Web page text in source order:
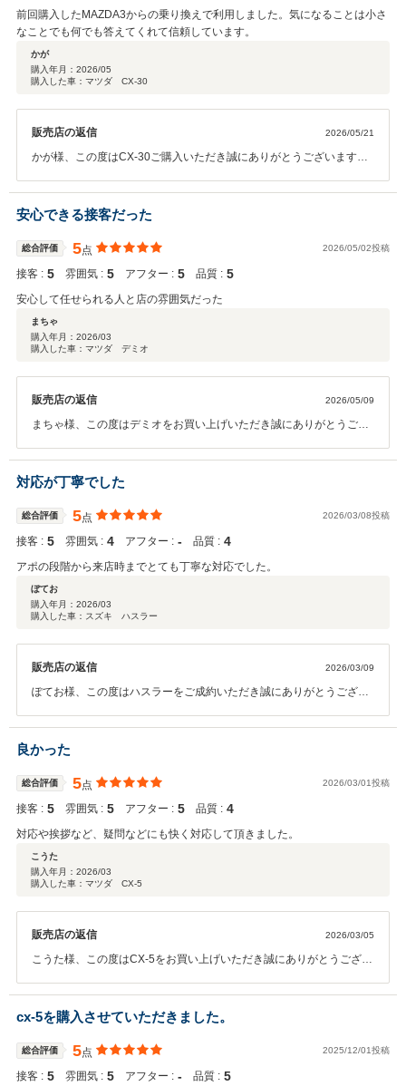
前回購入したMAZDA3からの乗り換えで利用しました。気になることは小さ
なことでも何でも答えてくれて信頼しています。
かが
購入年月： 2026/05
購入した車：マツダ CX-30
販売店の返信 2026/05/21
かが様、この度はCX-30ご購入いただき誠にありがとうございます！
もご相談いただけるように店舗スタッフ全員で取り組んでまいります
ので末永くお付き合いを是非よろしくお願いいたします。東海マツ
ダ 豊川店 スタッフ一同
安心できる接客だった
総合評価 5点 2026/05/02投稿
接客 : 5 雰囲気 : 5 アフター : 5 品質 : 5
安心して任せられる人と店の雰囲気だった
まちゃ
購入年月： 2026/03
購入した車：マツダ デミオ
販売店の返信 2026/05/09
まちゃ様、この度はデミオをお買い上げいただき誠にありがとうござ
もご安心いただける様、店舗スタッフ全員でご対応してまいりますの
で今後も当店のご利用をぜひ宜しくお願いいたします。東海マツダ
豊川店 スタッフ一同
対応が丁寧でした
総合評価 5点 2026/03/08投稿
接客 : 5 雰囲気 : 4 アフター : ‐ 品質 : 4
アポの段階から来店時までとても丁寧な対応でした。
ぼてお
購入年月： 2026/03
購入した車：スズキ ハスラー
販売店の返信 2026/03/09
ぽてお様、この度はハスラーをご成約いただき誠にありがとうござい
少し遠方からのご来店でしたがスムーズに納車できる様に店舗スタッ
フ全員で努めてまいります。今後もよろしくお願いいたします。東海
良かった
総合評価 5点 2026/03/01投稿
接客 : 5 雰囲気 : 5 アフター : 5 品質 : 4
対応や挨拶など、疑問などにも快く対応して頂きました。
こうた
購入年月： 2026/03
購入した車：マツダ CX-5
販売店の返信 2026/03/05
こうた様、この度はCX-5をお買い上げいただき誠にありがとうござい
後もこうた様にご利用いただける様、店舗スタッフ全員で元気にご対
応してまいります。長いお付き合いをお願いいたします。東海マツ
ダ 豊川店 スタッフ一同
cx-5を購入させていただきました。
総合評価 5点 2025/12/01投稿
接客 : 5 雰囲気 : 5 アフター : ‐ 品質 : 5